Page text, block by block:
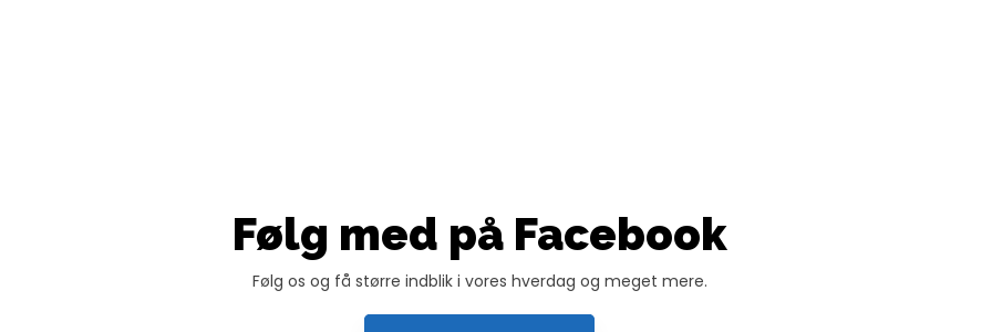
Følg med på Facebook
Følg os og få større indblik i vores hverdag og meget mere.